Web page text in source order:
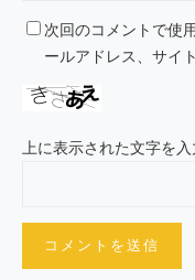
次回のコメントで使
ールアドレス、サイ
上に表示された文字を入